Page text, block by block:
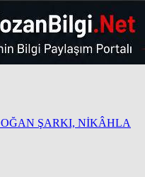
ŞARKI, NİKÂHLA